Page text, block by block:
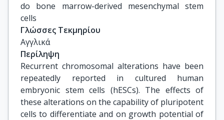
do bone marrow-derived mesenchymal stem
cells
Γλώσσες Τεκμηρίου
Αγγλικά
Περίληψη
Recurrent chromosomal alterations have been
repeatedly reported in cultured human
embryonic stem cells (hESCs). The effects of
these alterations on the capability of pluripotent
cells to differentiate and on growth potential of